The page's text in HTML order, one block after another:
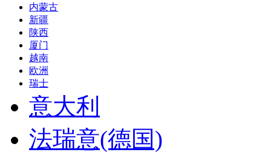
内蒙古
新疆
陕西
厦门
越南
欧洲
瑞士
意大利
法瑞意(德国)